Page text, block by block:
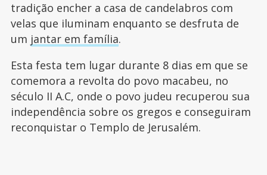
tradição encher a casa de candelabros com
velas que iluminam enquanto se desfruta de
um jantar em família.
Esta festa tem lugar durante 8 dias em que se
comemora a revolta do povo macabeu, no
século II A.C, onde o povo judeu recuperou sua
independência sobre os gregos e conseguiram
reconquistar o Templo de Jerusalém.